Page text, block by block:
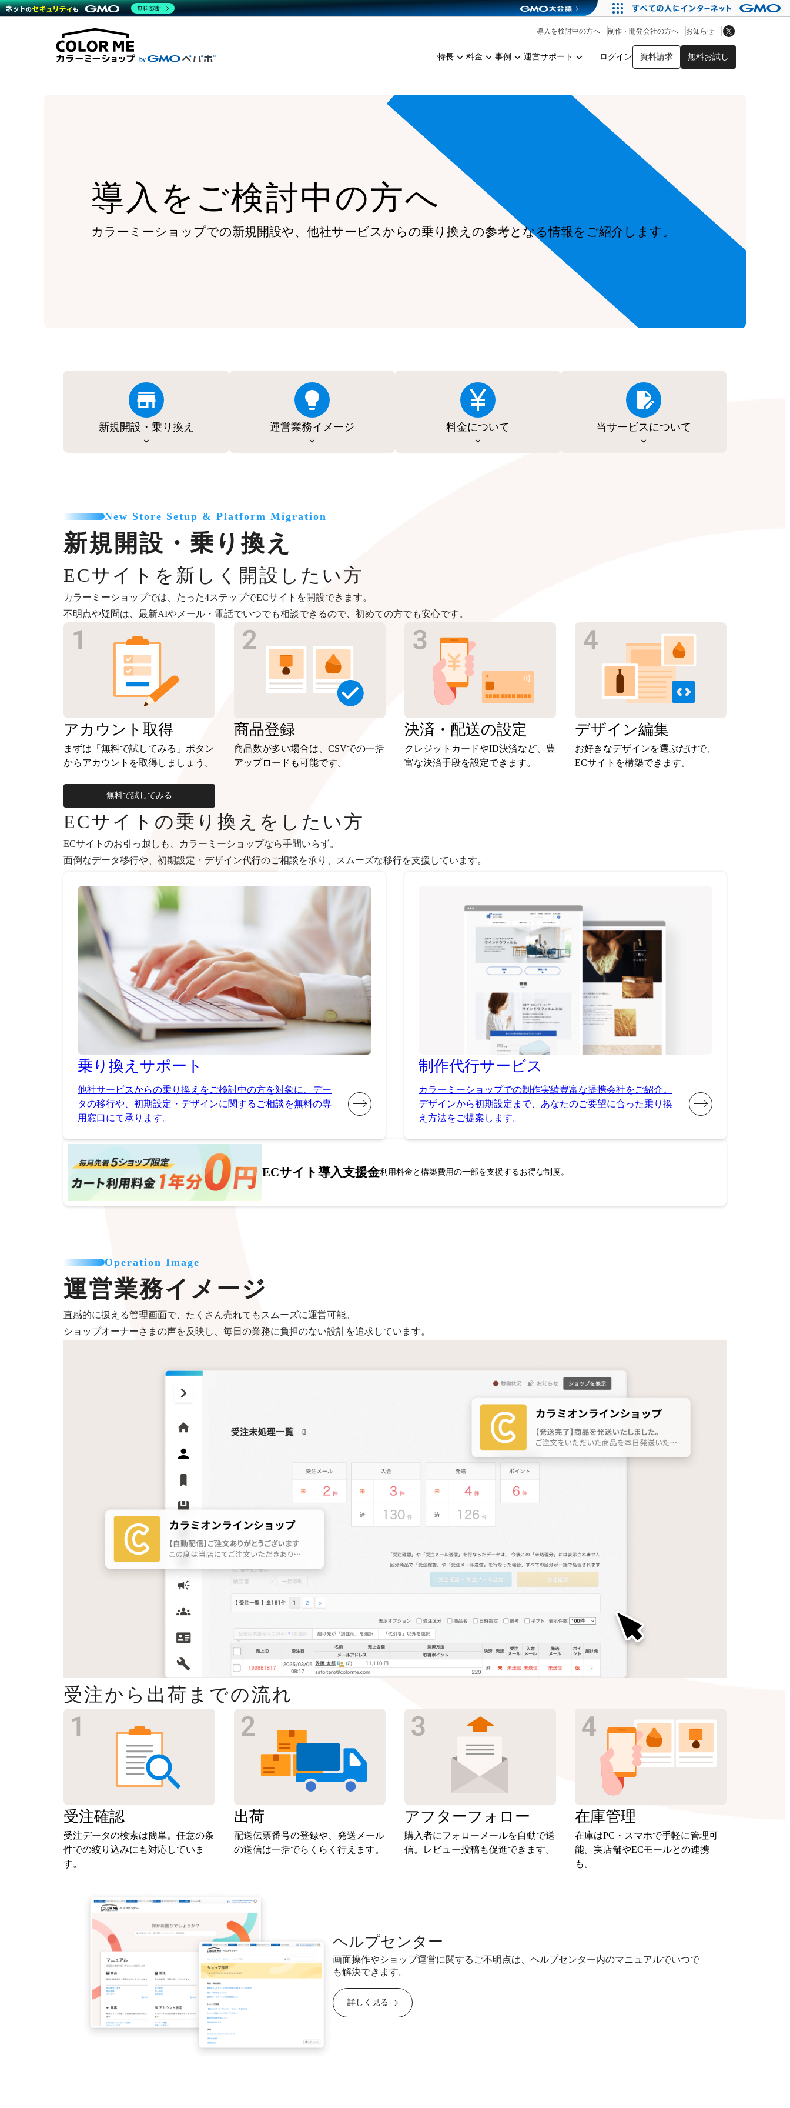
特長 料金 事例 運営サポート ログイン 資料請求 無料お試し
導入を検討中の方へ 制作・開発会社の方へ お知らせ
商材一覧を見る
機能一覧を見る
WordPress導入
複数店舗との連携
雑貨販売 アプリストア
料金
プラン・料金一覧を見る
料金シミュレーション
事例
運営サポート
サポート一覧を見る
コミュニティイベントCarty
導入をご検討中の方へ
カラーミーショップでの新規開設や、他社サービスからの乗り換えの参考となる情報をご紹介します。
新規開設・乗り換え 運営業務イメージ 料金について 当サービスについて
New Store Setup & Platform Migration
新規開設・乗り換え
ECサイトを新しく開設したい方
カラーミーショップでは、たった4ステップでECサイトを開設できます。
不明点や疑問は、最新AIやメール・電話でいつでも相談できるので、初めての方でも安心です。
アカウント 取得
まずは「無料で試してみる」ボタン
からアカウントを取得しましょう。
無料で試してみる
商品登録
商品数が多い場合は、CSVでの一括
アップロードも可能です。
決済・ 配送の設定
クレジットカードやID決済など、豊
富な決済手段を設定できます。
デザイン編集
お好きなデザインを選ぶだけで、
ECサイトを構築できます。
ECサイトの乗り換えをしたい方
ECサイトのお引っ越しも、カラーミーショップなら手間いらず。
面倒なデータ移行や、初期設定・デザイン代行のご相談を承り、スムーズな移行を支援しています。
乗り換え サポート
他社サービスからの乗り換えをご検討中の方を対象に、デー
タの移行や、初期設定・デザインに関するご相談を無料の専
用窓口にて承ります。
制作代行サービス
カラーミーショップでの制作実績豊富な提携会社をご紹介。
デザインから初期設定まで、あなたのご要望に合った乗り換
え方法をご提案します。
ECサイト導入支援金利用料金と構築費用の一部を支援するお得な制度。
Operation Image
運営業務イメージ
直感的に扱える管理画面で、たくさん売れてもスムーズに運営可能。
ショップオーナーさまの声を反映し、毎日の業務に負担のない設計を追求しています。
受注から出荷までの流れ
受注確認
受注データの検索は簡単。任意の条
件での絞り込みにも対応していま
す。
出荷
配送伝票番号の登録や、発送メール
の送信は一括でらくらく行えます。
アフターフォロー
購入者にフォローメールを自動で送
信。レビュー投稿も促進できます。
在庫管理
在庫はPC・スマホで手軽に管理可
能。実店舗やECモールとの連携
も。
ヘルプセンター
画面操作やショップ運営に関するご不明点は、ヘルプセンター内のマニュアルでいつで
も解決できます。
詳しく見る
無料診断